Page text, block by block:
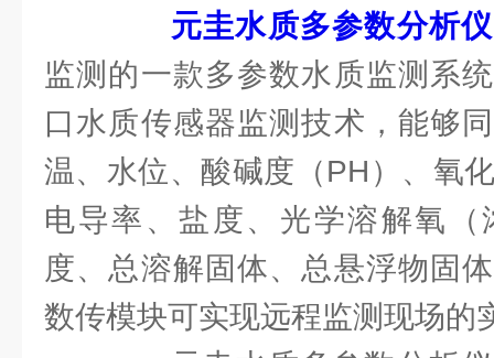
元圭水质多参数分析仪
监测的一款多参数水质监测系
口水质传感器监测技术，能够
温、水位、酸碱度（PH）、氧
电导率、盐度、光学溶解氧
度、总溶解固体、总悬浮物固
数传模块可实现远程监测现场的